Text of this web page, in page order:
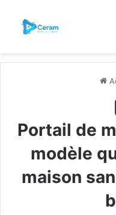
Portail de
modèle
maison